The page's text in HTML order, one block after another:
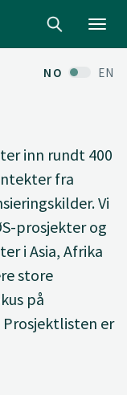
NO EN
inn rundt 400
fra
Vi
prosjekter og
i Asia, Afrika
store
på
er